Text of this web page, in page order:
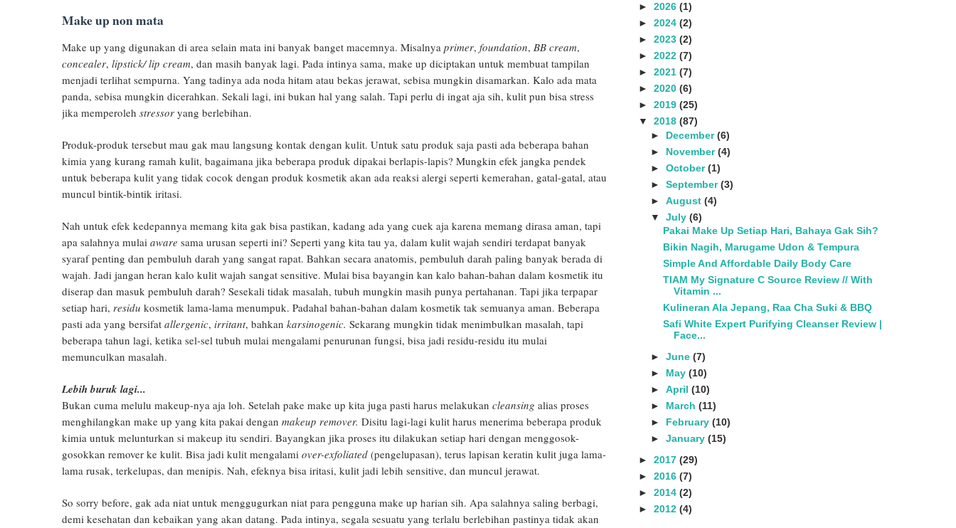
Make up non mata
Make up yang digunakan di area selain mata ini banyak banget macemnya. Misalnya primer, foundation, BB cream,
concealer, lipstick/ lip cream, dan masih banyak lagi. Pada intinya sama, make up diciptakan untuk membuat tampilan
menjadi terlihat sempurna. Yang tadinya ada noda hitam atau bekas jerawat, sebisa mungkin disamarkan. Kalo ada mata
panda, sebisa mungkin dicerahkan. Sekali lagi, ini bukan hal yang salah. Tapi perlu di ingat aja sih, kulit pun bisa stress
jika memperoleh stressor yang berlebihan.
Produk-produk tersebut mau gak mau langsung kontak dengan kulit. Untuk satu produk saja pasti ada beberapa bahan
kimia yang kurang ramah kulit, bagaimana jika beberapa produk dipakai berlapis-lapis? Mungkin efek jangka pendek
untuk beberapa kulit yang tidak cocok dengan produk kosmetik akan ada reaksi alergi seperti kemerahan, gatal-gatal, atau
muncul bintik-bintik iritasi.
Nah untuk efek kedepannya memang kita gak bisa pastikan, kadang ada yang cuek aja karena memang dirasa aman, tapi
apa salahnya mulai aware sama urusan seperti ini? Seperti yang kita tau ya, dalam kulit wajah sendiri terdapat banyak
syaraf penting dan pembuluh darah yang sangat rapat. Bahkan secara anatomis, pembuluh darah paling banyak berada di
wajah. Jadi jangan heran kalo kulit wajah sangat sensitive. Mulai bisa bayangin kan kalo bahan-bahan dalam kosmetik itu
diserap dan masuk pembuluh darah? Sesekali tidak masalah, tubuh mungkin masih punya pertahanan. Tapi jika terpapar
setiap hari, residu kosmetik lama-lama menumpuk. Padahal bahan-bahan dalam kosmetik tak semuanya aman. Beberapa
pasti ada yang bersifat allergenic, irritant, bahkan karsinogenic. Sekarang mungkin tidak menimbulkan masalah, tapi
beberapa tahun lagi, ketika sel-sel tubuh mulai mengalami penurunan fungsi, bisa jadi residu-residu itu mulai
memunculkan masalah.
Lebih buruk lagi...
Bukan cuma melulu makeup-nya aja loh. Setelah pake make up kita juga pasti harus melakukan cleansing alias proses
menghilangkan make up yang kita pakai dengan makeup remover. Disitu lagi-lagi kulit harus menerima beberapa produk
kimia untuk melunturkan si makeup itu sendiri. Bayangkan jika proses itu dilakukan setiap hari dengan menggosok-
gosokkan remover ke kulit. Bisa jadi kulit mengalami over-exfoliated (pengelupasan), terus lapisan keratin kulit juga lama-
lama rusak, terkelupas, dan menipis. Nah, efeknya bisa iritasi, kulit jadi lebih sensitive, dan muncul jerawat.
So sorry before, gak ada niat untuk menggugurkan niat para pengguna make up harian sih. Apa salahnya saling berbagi,
demi kesehatan dan kebaikan yang akan datang. Pada intinya, segala sesuatu yang terlalu berlebihan pastinya tidak akan
► 2026 (1)
► 2024 (2)
► 2023 (2)
► 2022 (7)
► 2021 (7)
► 2020 (6)
► 2019 (25)
▼ 2018 (87)
► December(6)
► November(4)
► October(1)
► September(3)
► August (4)
▼ July (6)
Pakai Make Up Setiap Hari, Bahaya Gak Sih?
Bikin Nagih, Marugame Udon & Tempura
Simple And Affordable Daily Body Care
TIAM My Signature C Source Review // With
Vitamin ...
Kulineran Ala Jepang, Raa Cha Suki & BBQ
Safi White Expert Purifying Cleanser Review |
Face...
► June (7)
► May (10)
► April (10)
► March (11)
► February (10)
► January (15)
► 2017 (29)
► 2016 (7)
► 2014 (2)
► 2012 (4)